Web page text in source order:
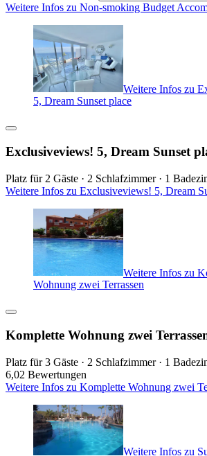
Weitere Infos zu Non-smoking Budget
Weitere Infos zu
5, Dream Sunset place
Exclusiveviews! 5, Dream Sunset
Platz für 2 Gäste · 2 Schlafzimmer · 1
Weitere Infos zu Exclusiveviews! 5, Dream
Weitere Infos zu
Wohnung zwei Terrassen
Komplette Wohnung zwei
Platz für 3 Gäste · 2 Schlafzimmer · 1
6,02 Bewertungen
Weitere Infos zu Komplette Wohnung zwei
Weitere Infos zu